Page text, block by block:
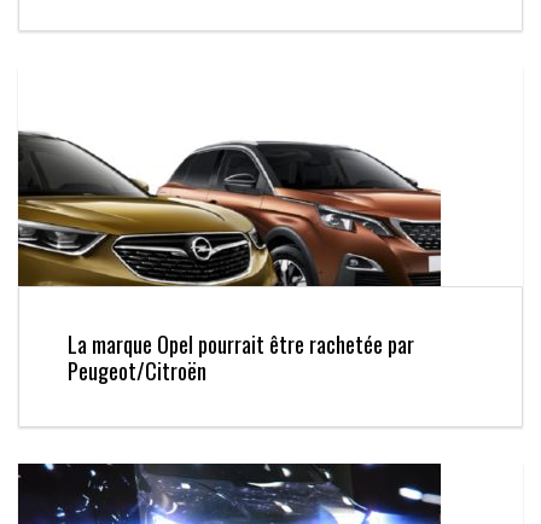
La marque Opel pourrait être rachetée par
Peugeot/Citroën